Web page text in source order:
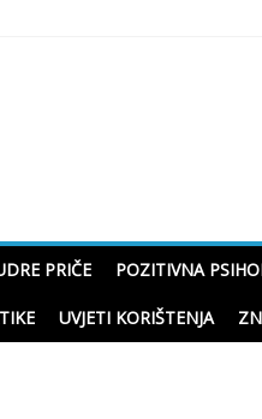
PRIČE POZITIVNA
UVJETI KORIŠTENJA